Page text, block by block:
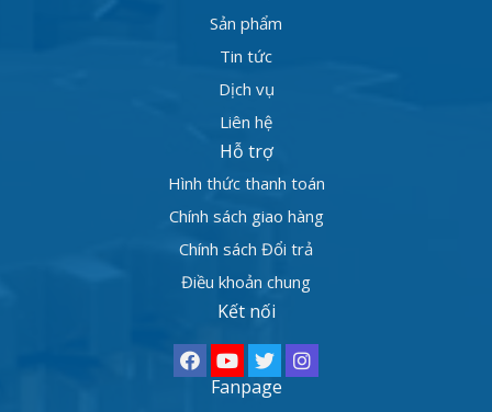
Sản phẩm
Tin tức
Dịch vụ
Liên hệ
Hỗ trợ
Hình thức thanh toán
Chính sách giao hàng
Chính sách Đổi trả
Điều khoản chung
Kết nối
Fanpage